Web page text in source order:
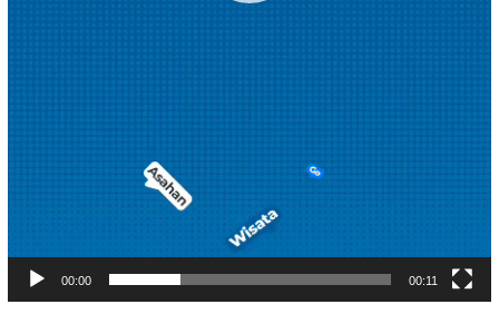
00:00 00:11